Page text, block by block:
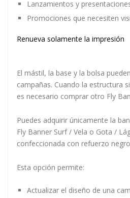
Lanzamientos y
Promociones que necesiten
Renueva solamente la impresión
El mástil, la base y la bolsa
campañas. Cuando la estructura
es necesario comprar otro Fly
Puedes adquirir únicamente la
Fly Banner Surf / Vela o Gota /
confeccionada con refuerzo
Esta opción permite:
Actualizar el diseño de una